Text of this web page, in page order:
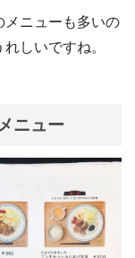
メニューも多いの
しいですね。
ニュー